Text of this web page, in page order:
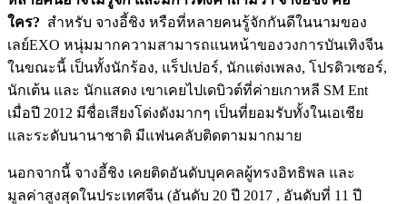
ใคร? สำหรับ จางอี้ชิง หรือที่หลายคนรู้จักกันดีในนามของ
เลย์EXO หนุ่มมากความสามารถแนหน้าของวงการบันเทิงจีน
ในขณะนี้ เป็นทั้งนักร้อง, แร็ปเปอร์, นักแต่งเพลง, โปรดิวเซอร์,
นักเต้น และ นักแสดง เขาเคยไปเดบิวต์ที่ค่ายเกาหลี SM Ent
เมื่อปี 2012 มีชื่อเสียงโด่งดังมากๆ เป็นที่ยอมรับทั้งในเอเชีย
และระดับนานาชาติ มีแฟนคลับติดตามมากมาย
นอกจากนี้ จางอี้ชิง เคยติดอันดับบุคคลผู้ทรงอิทธิพล และ
มูลค่าสูงสุดในประเทศจีน (อันดับ 20 ปี 2017 , อันดับที่ 11 ปี